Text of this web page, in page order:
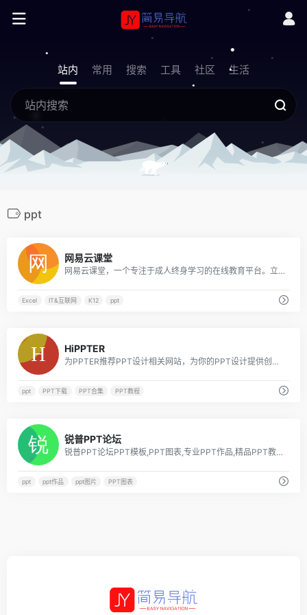
站内 常用 搜索 工具 社区 生活
ppt
网易云课堂
网易云课堂，一个专注于成人终身学习的在线教育平台。立足于实用性的要求, 与优质的教育内容创作者一起，为您提供全面、有效的在线学习内容。
Excel IT&互联网 K12 ppt
HiPPTER
为PPTER推荐PPT设计相关网站，为你的PPT设计提供创意灵感、配色方案、免费图片、优质图标、工具插件等
ppt PPT下载 PPT合集 PPT教程
锐普PPT论坛
锐普PPT论坛PPT模板,PPT图表,专业PPT作品,精品PPT教程,免费... 最活跃的PPT制作人群、最精美的PPT作品、最丰富的PPT素材、最专业的PPT教程、最友好的PPT交流平台.是PPT高手必收藏的网站
ppt ppt作品 ppt图片 PPT图表